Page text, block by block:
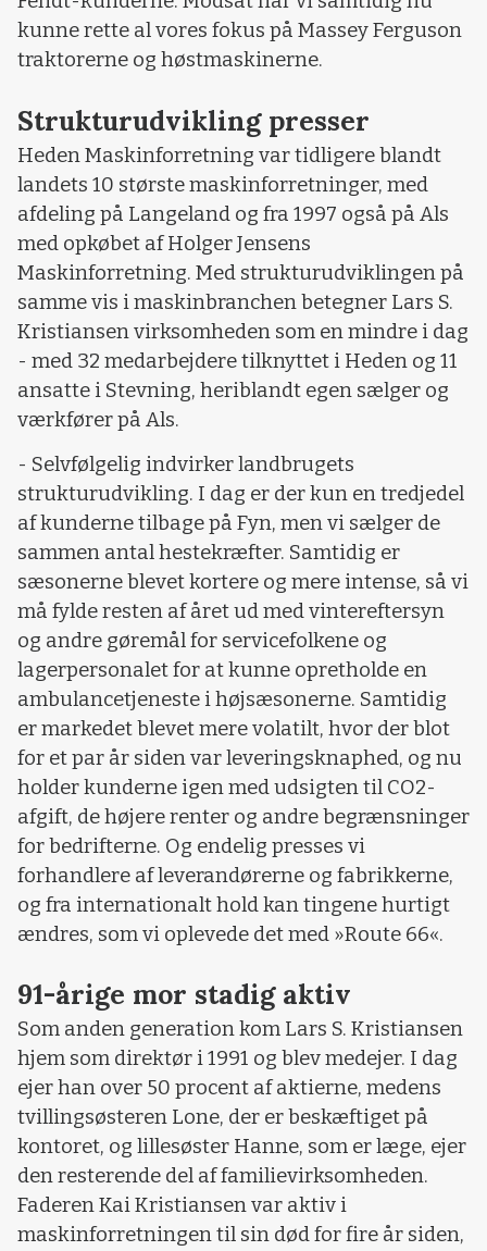
kunne rette al vores fokus på Massey Ferguson
traktorerne og høstmaskinerne.
Strukturudvikling presser
Heden Maskinforretning var tidligere blandt
landets 10 største maskinforretninger, med
afdeling på Langeland og fra 1997 også på Als
med opkøbet af Holger Jensens
Maskinforretning. Med strukturudviklingen på
samme vis i maskinbranchen betegner Lars S.
Kristiansen virksomheden som en mindre i dag
- med 32 medarbejdere tilknyttet i Heden og 11
ansatte i Stevning, heriblandt egen sælger og
værkfører på Als.
- Selvfølgelig indvirker landbrugets
strukturudvikling. I dag er der kun en tredjedel
af kunderne tilbage på Fyn, men vi sælger de
sammen antal hestekræfter. Samtidig er
sæsonerne blevet kortere og mere intense, så vi
må fylde resten af året ud med vintereftersyn
og andre gøremål for servicefolkene og
lagerpersonalet for at kunne opretholde en
ambulancetjeneste i højsæsonerne. Samtidig
er markedet blevet mere volatilt, hvor der blot
for et par år siden var leveringsknaphed, og nu
holder kunderne igen med udsigten til CO2-
afgift, de højere renter og andre begrænsninger
for bedrifterne. Og endelig presses vi
forhandlere af leverandørerne og fabrikkerne,
og fra internationalt hold kan tingene hurtigt
ændres, som vi oplevede det med »Route 66«.
91-årige mor stadig aktiv
Som anden generation kom Lars S. Kristiansen
hjem som direktør i 1991 og blev medejer. I dag
ejer han over 50 procent af aktierne, medens
tvillingsøsteren Lone, der er beskæftiget på
kontoret, og lillesøster Hanne, som er læge, ejer
den resterende del af familievirksomheden.
Faderen Kai Kristiansen var aktiv i
maskinforretningen til sin død for fire år siden,